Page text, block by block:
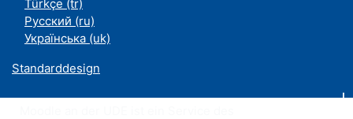
Türkçe ‎(tr)‎
Русский ‎(ru)‎
Українська ‎(uk)‎
Standarddesign